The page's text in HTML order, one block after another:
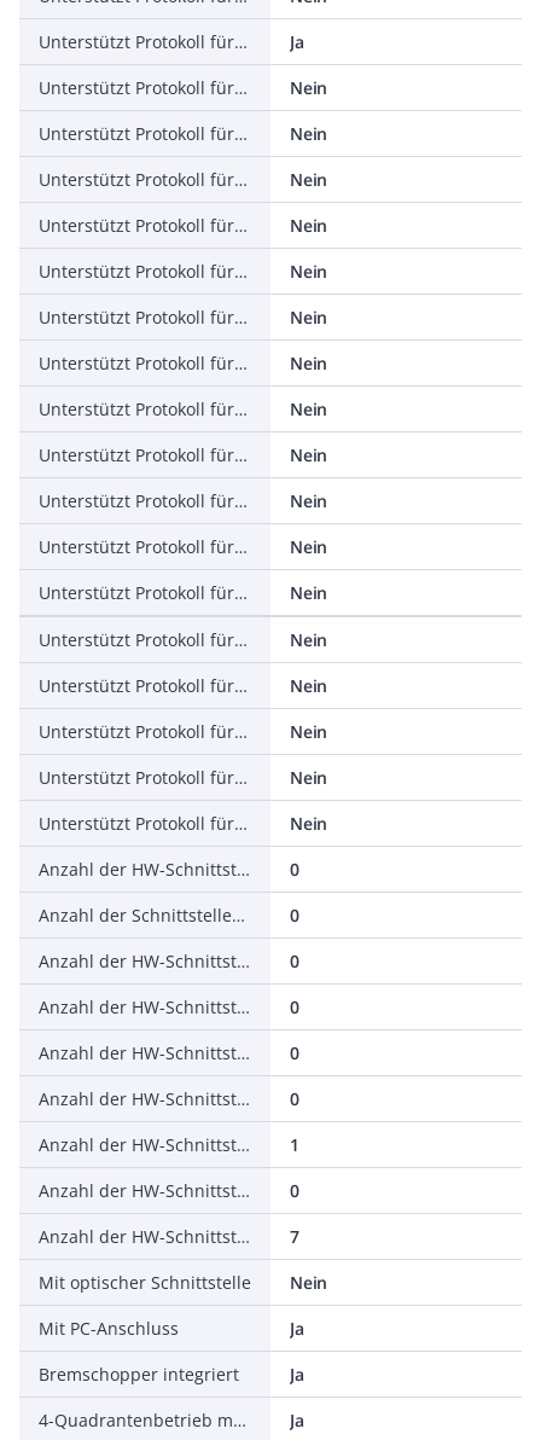
Unterstützt Protokoll für ASI
Ja
Unterstützt Protokoll für KNX
Nein
Unterstützt Protokoll für Modbus
Nein
Unterstützt Protokoll für Data-Highway
Nein
Unterstützt Protokoll für DeviceNet
Nein
Unterstützt Protokoll für SUCONET
Nein
Unterstützt Protokoll für LON
Nein
Unterstützt Protokoll für PROFINET IO
Nein
Unterstützt Protokoll für PROFINET CBA
Nein
Unterstützt Protokoll für SERCOS
Nein
Unterstützt Protokoll für Foundation Fieldbus
Nein
Unterstützt Protokoll für EtherNet/IP
Nein
Unterstützt Protokoll für AS-Interface Safety at Work
Nein
Unterstützt Protokoll für DeviceNet Safety
Nein
Unterstützt Protokoll für INTERBUS-Safety
Nein
Unterstützt Protokoll für PROFIsafe
Nein
Unterstützt Protokoll für SafetyBUS p
Nein
Unterstützt Protokoll für sonstige Bussysteme
Nein
Anzahl der HW-Schnittstellen Industrial Ethernet
0
Anzahl der Schnittstellen PROFINET
0
Anzahl der HW-Schnittstellen seriell RS-232
0
Anzahl der HW-Schnittstellen seriell RS-422
0
Anzahl der HW-Schnittstellen seriell RS-485
0
Anzahl der HW-Schnittstellen seriell TTY
0
Anzahl der HW-Schnittstellen USB
1
Anzahl der HW-Schnittstellen parallel
0
Anzahl der HW-Schnittstellen sonstige
7
Mit optischer Schnittstelle
Nein
Mit PC-Anschluss
Ja
Bremschopper integriert
Ja
4-Quadrantenbetrieb möglich
Ja